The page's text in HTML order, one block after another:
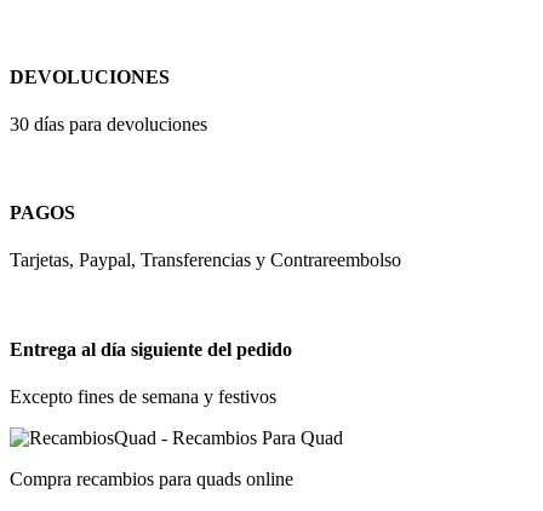
DEVOLUCIONES
30 días para devoluciones
PAGOS
Tarjetas, Paypal, Transferencias y Contrareembolso
Entrega al día siguiente del pedido
Excepto fines de semana y festivos
Compra recambios para quads online